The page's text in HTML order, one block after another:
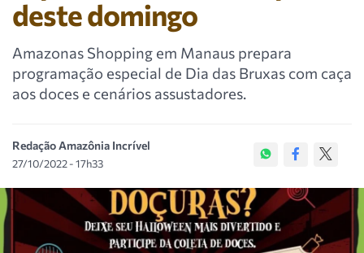
deste domingo
Amazonas Shopping em Manaus prepara
programação especial de Dia das Bruxas com caça
aos doces e cenários assustadores.
Redação Amazônia Incrível
27/10/2022 - 17h33